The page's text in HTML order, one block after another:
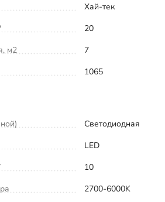
Хай-тек
20
м2
7
1065
Светодиодная
LED
10
2700-6000K